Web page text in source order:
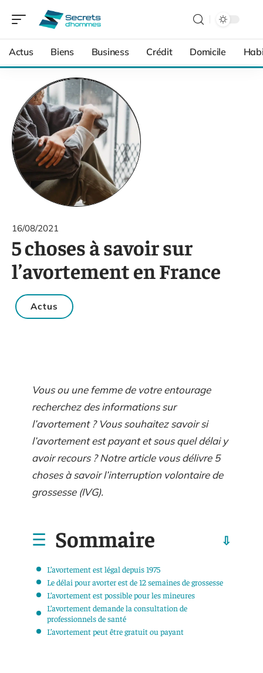
Actus Biens Business Crédit Domicile
16/08/2021
5 choses à savoir sur
l’avortement en France
Actus
Vous ou une femme de votre entourage
recherchez des informations sur
l’avortement ? Vous souhaitez savoir si
l’avortement est payant et sous quel délai y
avoir recours ? Notre article vous délivre 5
choses à savoir l’interruption volontaire de
grossesse (IVG).
Sommaire
L’avortement est légal depuis 1975
Le délai pour avorter est de 12 semaines de grossesse
L’avortement est possible pour les mineures
L’avortement demande la consultation de
professionnels de santé
L’avortement peut être gratuit ou payant